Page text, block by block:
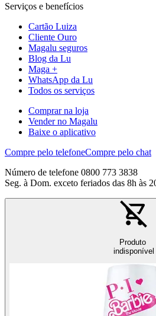
Serviços e benefícios
Cartão Luiza
Cliente Ouro
Magalu seguros
Blog da Lu
Maga +
WhatsApp da Lu
Todos os serviços
Comprar na loja
Vender no Magalu
Baixe o aplicativo
Compre pelo telefoneCompre pelo chat
Número de telefone 0800 773 3838
Seg. à Dom. exceto feriados das 8h às
Produto
indisponível